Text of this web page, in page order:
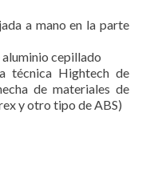
a mano en la parte
cepillado
técnica Hightech de
de materiales de
y otro tipo de ABS)